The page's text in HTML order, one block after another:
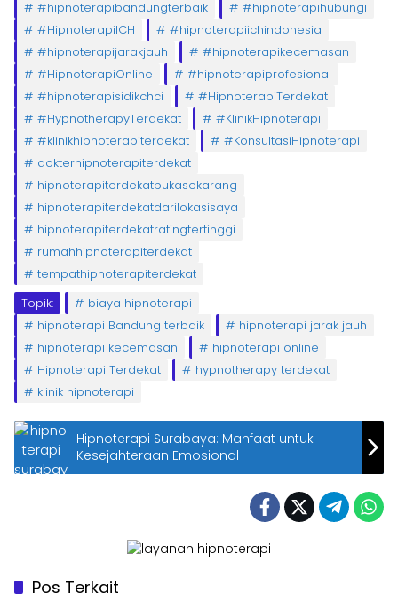
#hipnoterapibandungterbaik
#hipnoterapihubungi
#HipnoterapiICH
#hipnoterapiichindonesia
#hipnoterapijarakjauh
#hipnoterapikecemasan
#HipnoterapiOnline
#hipnoterapiprofesional
#hipnoterapisidikchci
#HipnoterapiTerdekat
#HypnotherapyTerdekat
#KlinikHipnoterapi
#klinikhipnoterapiterdekat
#KonsultasiHipnoterapi
dokterhipnoterapiterdekat
hipnoterapiterdekatbukasekarang
hipnoterapiterdekatdarilokasisaya
hipnoterapiterdekatratingtertinggi
rumahhipnoterapiterdekat
tempathipnoterapiterdekat
Topik:
biaya hipnoterapi
hipnoterapi Bandung terbaik
hipnoterapi jarak jauh
hipnoterapi kecemasan
hipnoterapi online
Hipnoterapi Terdekat
hypnotherapy terdekat
klinik hipnoterapi
Hipnoterapi Surabaya: Manfaat untuk
Kesejahteraan Emosional
Pos Terkait